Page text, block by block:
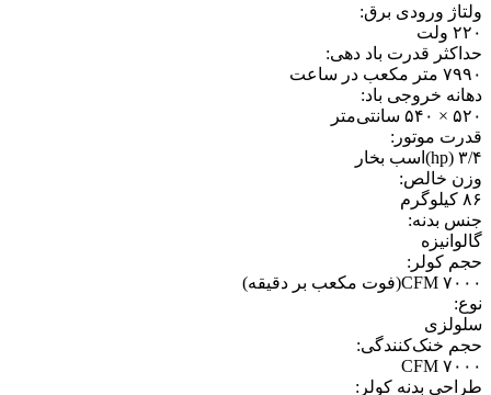
ولتاژ ورودی برق:
۲۲۰ ولت
حداکثر قدرت باد دهی:
۷۹۹۰ متر مکعب در ساعت
دهانه خروجی باد:
۵۲۰ × ۵۴۰ سانتی‌متر
قدرت موتور :
۳/۴ (hp)اسب‌ بخار
وزن خالص:
۸۶ کیلوگرم
جنس بدنه:
گالوانیزه
حجم کولر :
۷۰۰۰ CFM(فوت مکعب بر دقیقه)
نوع:
سلولزی
حجم خنک‌کنندگی:
۷۰۰۰ CFM
طراحی بدنه کولر :